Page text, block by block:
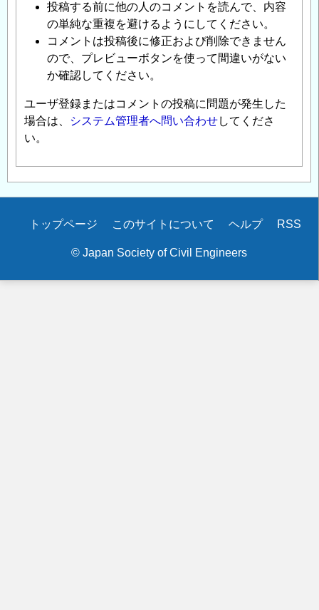
投稿する前に他の人のコメントを読んで、内容
の単純な重複を避けるようにしてください。
コメントは投稿後に修正および削除できません
ので、プレビューボタンを使って間違いがない
か確認してください。
ユーザ登録またはコメントの投稿に問題が発生した
場合は、
システム管理者へ問い合わせしてくださ
い。
Secondary
トップページ このサイトについて ヘルプ RSS
© Japan Society of Civil Engineers